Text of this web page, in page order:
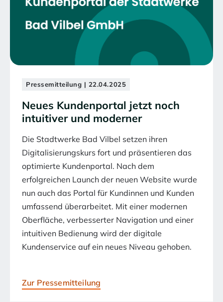
Pressemitteilung | 22.04.2025
Neues Kundenportal jetzt noch
intuitiver und moderner
Die Stadtwerke Bad Vilbel setzen ihren
Digitalisierungskurs fort und präsentieren das
optimierte Kundenportal. Nach dem
erfolgreichen Launch der neuen Website wurde
nun auch das Portal für Kundinnen und Kunden
umfassend überarbeitet. Mit einer modernen
Oberfläche, verbesserter Navigation und einer
intuitiven Bedienung wird der digitale
Kundenservice auf ein neues Niveau gehoben.
Zur Pressemitteilung